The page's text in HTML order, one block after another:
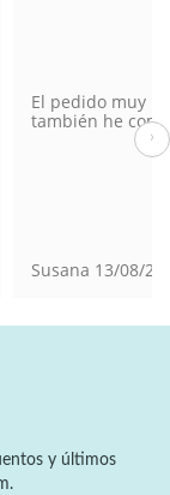
tienda física
›
y últimos